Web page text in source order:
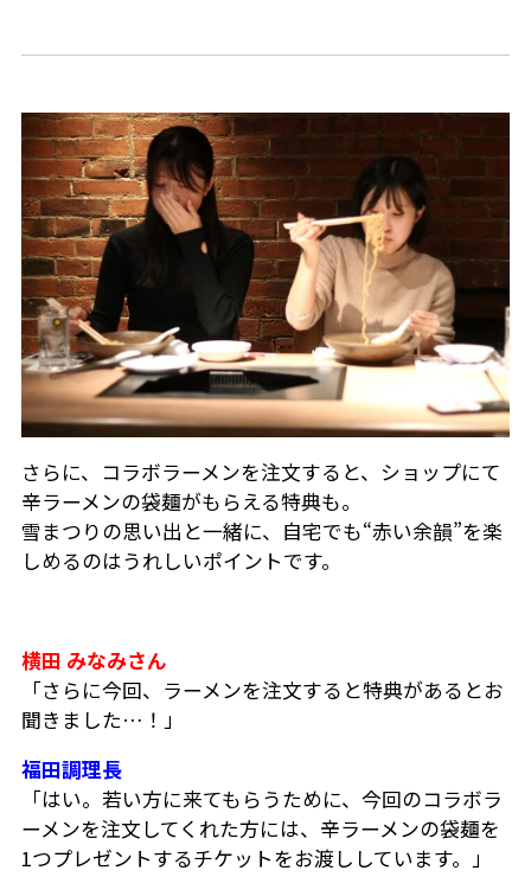
さらに、コラボラーメンを注文すると、ショップにて
辛ラーメンの袋麺がもらえる特典も。
雪まつりの思い出と一緒に、自宅でも“赤い余韻”を楽
しめるのはうれしいポイントです。
横田 みなみさん
「さらに今回、ラーメンを注文すると特典があるとお
聞きました…！」
福田調理長
「はい。若い方に来てもらうために、今回のコラボラ
ーメンを注文してくれた方には、辛ラーメンの袋麺を
1つプレゼントするチケットをお渡ししています。」